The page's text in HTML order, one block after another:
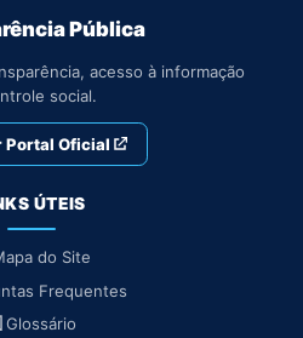
Pública
acesso à informação
social.
Portal Oficial
ÚTEIS
do Site
Frequentes
Glossário